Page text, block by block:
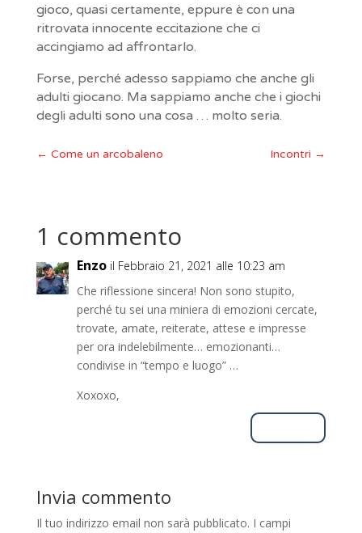
gioco, quasi certamente, eppure è con una
ritrovata innocente eccitazione che ci
accingiamo ad affrontarlo.
Forse, perché adesso sappiamo che anche gli
adulti giocano. Ma sappiamo anche che i giochi
degli adulti sono una cosa … molto seria.
← Come un arcobaleno Incontri →
1 commento
Enzo il Febbraio 21, 2021 alle 10:23 am
Che riflessione sincera! Non sono stupito,
perché tu sei una miniera di emozioni cercate,
trovate, amate, reiterate, attese e impresse
per ora indelebilmente… emozionanti…
condivise in “tempo e luogo” …
Xoxoxo,
Invia commento
Il tuo indirizzo email non sarà pubblicato. I campi